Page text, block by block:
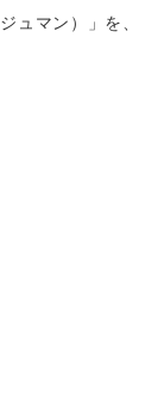
ュマン）」を、